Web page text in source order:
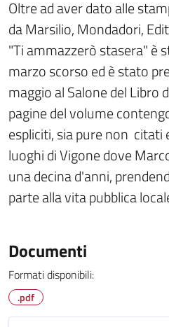
Oltre ad aver dato alle
da Marsilio, Mondadori,
"Ti ammazzerò stasera" è
marzo scorso ed è stato
maggio al Salone del Libro
pagine del volume
espliciti, sia pure non citati
luoghi di Vigone dove
una decina d'anni,
parte alla vita pubblica
Documenti
Formati disponibili:
.pdf